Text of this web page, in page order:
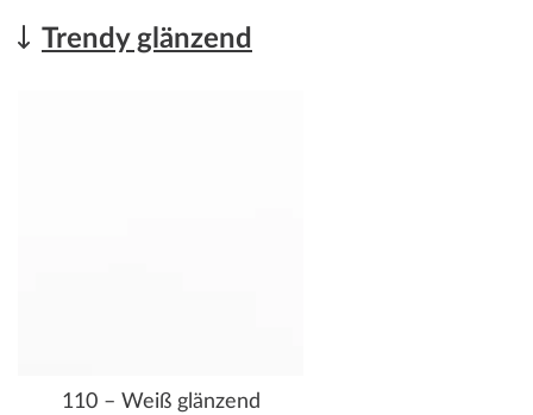
Trendy glänzend
110 – Weiß glänzend